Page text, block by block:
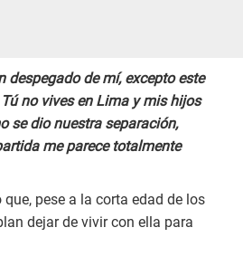
despegado de mí, excepto este
no vives en Lima y mis hijos
se dio nuestra separación,
me parece totalmente
pese a la corta edad de los
dejar de vivir con ella para